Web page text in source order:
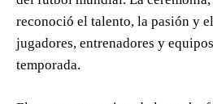
reconoció el talento, la pasión y
jugadores, entrenadores y
temporada.